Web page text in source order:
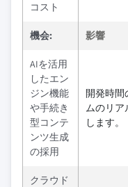
コスト
機会: 影響
AIを活用
したエン
ジン機能
や手続き
型コンテ
ンツ生成
の採用
開発時間
ムのリア
します。
クラウド